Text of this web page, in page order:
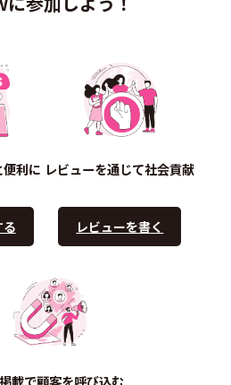
利に レビューを通じて社会貢献
レビューを書く
載で顧客を呼び込む